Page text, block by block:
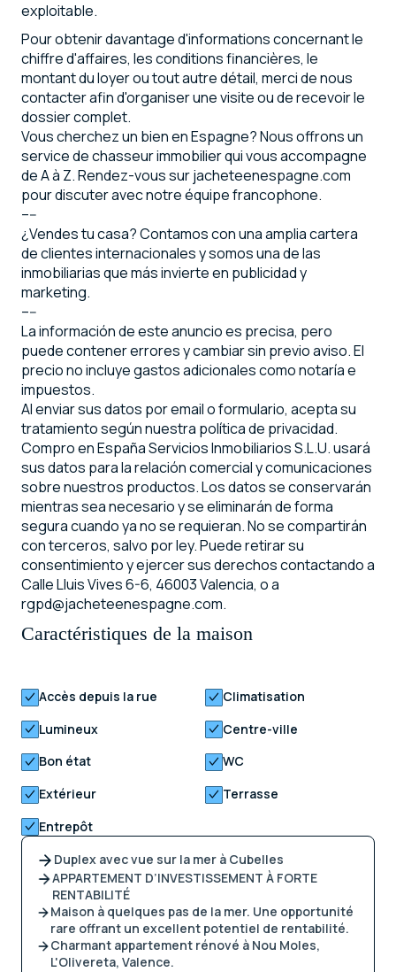
exploitable.
Pour obtenir davantage d'informations concernant le
chiffre d'affaires, les conditions financières, le
montant du loyer ou tout autre détail, merci de nous
contacter afin d'organiser une visite ou de recevoir le
dossier complet.
Vous cherchez un bien en Espagne? Nous offrons un
service de chasseur immobilier qui vous accompagne
de A à Z. Rendez-vous sur jacheteenespagne.com
pour discuter avec notre équipe francophone.
–--
¿Vendes tu casa? Contamos con una amplia cartera
de clientes internacionales y somos una de las
inmobiliarias que más invierte en publicidad y
marketing.
–--
La información de este anuncio es precisa, pero
puede contener errores y cambiar sin previo aviso. El
precio no incluye gastos adicionales como notaría e
impuestos.
Al enviar sus datos por email o formulario, acepta su
tratamiento según nuestra política de privacidad.
Compro en España Servicios Inmobiliarios S.L.U. usará
sus datos para la relación comercial y comunicaciones
sobre nuestros productos. Los datos se conservarán
mientras sea necesario y se eliminarán de forma
segura cuando ya no se requieran. No se compartirán
con terceros, salvo por ley. Puede retirar su
consentimiento y ejercer sus derechos contactando a
Calle Lluis Vives 6-6, 46003 Valencia, o a
rgpd@jacheteenespagne.com.
Caractéristiques de la maison
Accès depuis la rue
Climatisation
Lumineux
Centre-ville
Bon état
WC
Extérieur
Terrasse
Entrepôt
Duplex avec vue sur la mer à Cubelles
APPARTEMENT D’INVESTISSEMENT À FORTE
RENTABILITÉ
Maison à quelques pas de la mer. Une opportunité
rare offrant un excellent potentiel de rentabilité.
Charmant appartement rénové à Nou Moles,
L'Olivereta, Valence.